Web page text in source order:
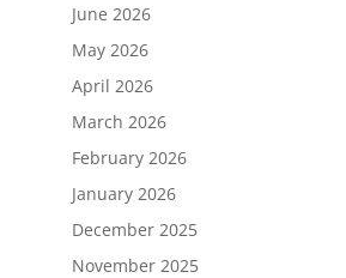
June 2026
May 2026
April 2026
March 2026
February 2026
January 2026
December 2025
November 2025